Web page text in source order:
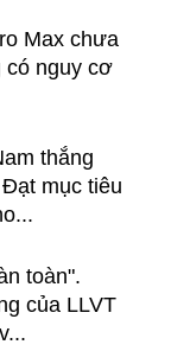
Max chưa
có nguy cơ
thắng
mục tiêu
toàn".
của LLVT